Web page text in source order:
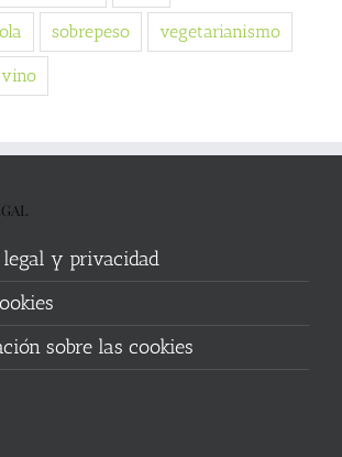
sobrepeso vegetarianismo
vino
y privacidad
sobre las cookies